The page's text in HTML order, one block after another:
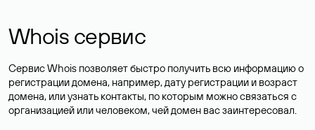
Whois сервис
Сервис Whois позволяет быстро получить всю информацию о
регистрации домена, например, дату регистрации и возраст
домена, или узнать контакты, по которым можно связаться с
организацией или человеком, чей домен вас заинтересовал.